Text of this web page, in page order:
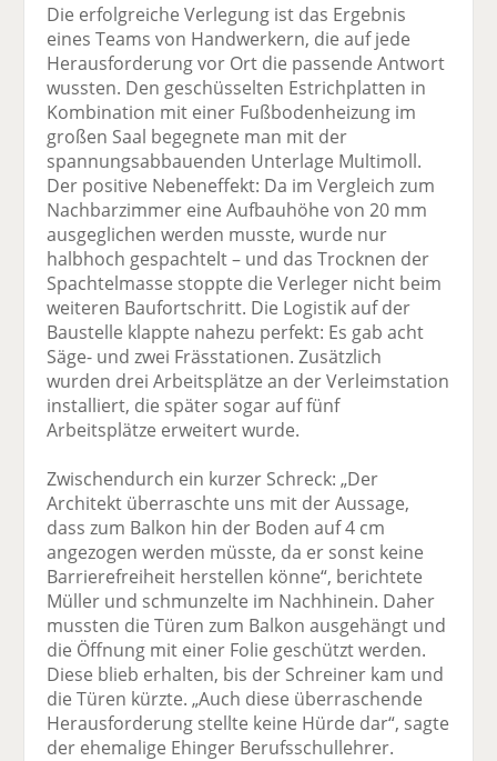
Die erfolgreiche Verlegung ist das Ergebnis
eines Teams von Handwerkern, die auf jede
Herausforderung vor Ort die passende Antwort
wussten. Den geschüsselten Estrichplatten in
Kombination mit einer Fußbodenheizung im
großen Saal begegnete man mit der
spannungsabbauenden Unterlage Multimoll.
Der positive Nebeneffekt: Da im Vergleich zum
Nachbarzimmer eine Aufbauhöhe von 20 mm
ausgeglichen werden musste, wurde nur
halbhoch gespachtelt – und das Trocknen der
Spachtelmasse stoppte die Verleger nicht beim
weiteren Baufortschritt. Die Logistik auf der
Baustelle klappte nahezu perfekt: Es gab acht
Säge- und zwei Frässtationen. Zusätzlich
wurden drei Arbeitsplätze an der Verleimstation
installiert, die später sogar auf fünf
Arbeitsplätze erweitert wurde.
Zwischendurch ein kurzer Schreck: „Der
Architekt überraschte uns mit der Aussage,
dass zum Balkon hin der Boden auf 4 cm
angezogen werden müsste, da er sonst keine
Barrierefreiheit herstellen könne“, berichtete
Müller und schmunzelte im Nachhinein. Daher
mussten die Türen zum Balkon ausgehängt und
die Öffnung mit einer Folie geschützt werden.
Diese blieb erhalten, bis der Schreiner kam und
die Türen kürzte. „Auch diese überraschende
Herausforderung stellte keine Hürde dar“, sagte
der ehemalige Ehinger Berufsschullehrer.